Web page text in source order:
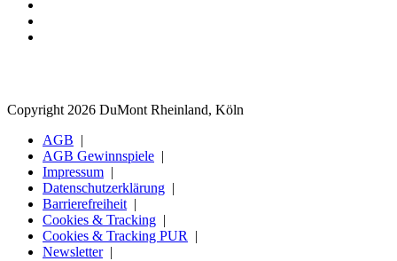
Copyright 2026 DuMont Rheinland, Köln
AGB
AGB Gewinnspiele
Impressum
Datenschutzerklärung
Barrierefreiheit
Cookies & Tracking
Cookies & Tracking PUR
Newsletter